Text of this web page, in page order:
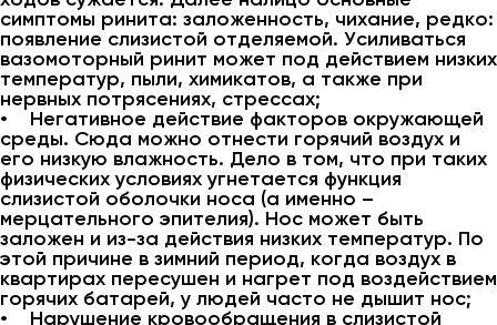
симптомы ринита: заложенность, чихание, редко:
появление слизистой отделяемой. Усиливаться
вазомоторный ринит может под действием низких
температур, пыли, химикатов, а также при
нервных потрясениях, стрессах;
• Негативное действие факторов окружающей
среды. Сюда можно отнести горячий воздух и
его низкую влажность. Дело в том, что при таких
физических условиях угнетается функция
слизистой оболочки носа (а именно –
мерцательного эпителия). Нос может быть
заложен и из-за действия низких температур. По
этой причине в зимний период, когда воздух в
квартирах пересушен и нагрет под воздействием
горячих батарей, у людей часто не дышит нос;
• Нарушение кровообращения в слизистой